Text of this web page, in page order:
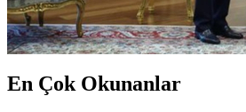
En Çok Okunanlar